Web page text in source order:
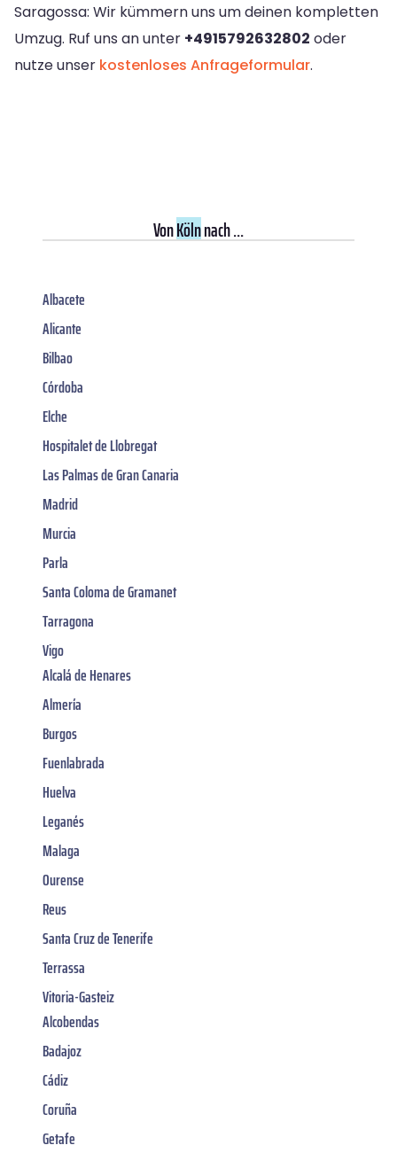
Saragossa: Wir kümmern uns um deinen kompletten
Umzug. Ruf uns an unter +4915792632802 oder
nutze unser kostenloses Anfrageformular.
VonKölnnach ...
Albacete
Alicante
Bilbao
Córdoba
Elche
Hospitalet de Llobregat
Las Palmas de Gran Canaria
Madrid
Murcia
Parla
Santa Coloma de Gramanet
Tarragona
Vigo
Alcalá de Henares
Almería
Burgos
Fuenlabrada
Huelva
Leganés
Malaga
Ourense
Reus
Santa Cruz de Tenerife
Terrassa
Vitoria-Gasteiz
Alcobendas
Badajoz
Cádiz
Coruña
Getafe